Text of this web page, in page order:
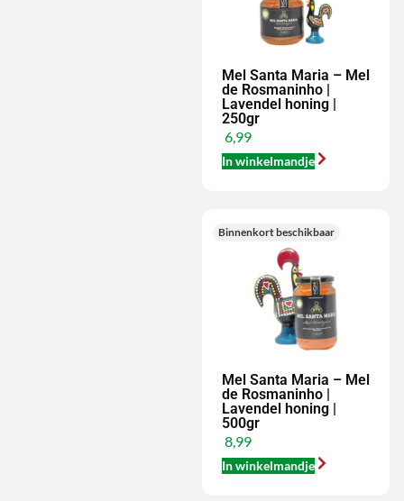
Mel Santa Maria – Mel
de Rosmaninho |
Lavendel honing |
250gr
6,99
In winkelmandje
Binnenkort beschikbaar
Mel Santa Maria – Mel
de Rosmaninho |
Lavendel honing |
500gr
8,99
In winkelmandje